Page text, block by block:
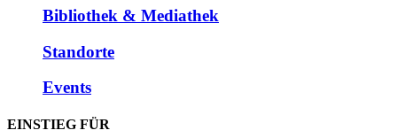
Bibliothek & Mediathek
Standorte
Events
EINSTIEG FÜR